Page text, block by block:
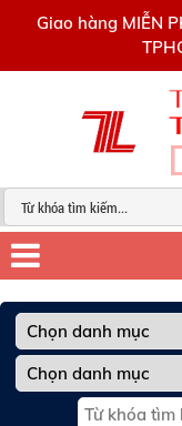
Giao hàng MIỄN
0909445903